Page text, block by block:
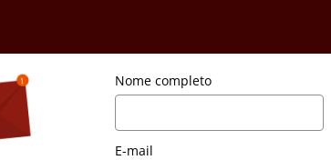
Nome completo
E-mail